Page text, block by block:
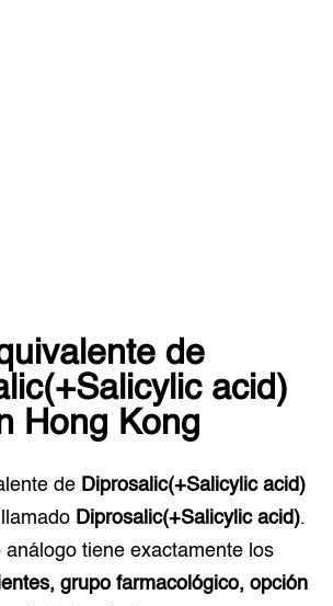
de
acid)
Hong Kong
de Diprosalic(+Salicylic acid)
llamado Diprosalic(+Salicylic acid).
análogo tiene exactamente los
grupo farmacológico, opción